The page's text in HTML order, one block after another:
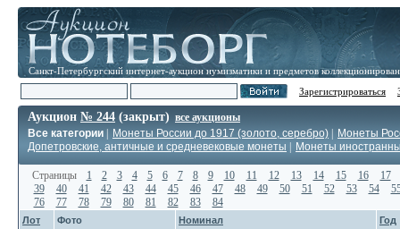
Санкт-Петербургский интернет-аукцион нумизматики и предметов
Зарегистрироваться
Аукцион № 244 (закрыт) все аукционы
Все категории
Монеты России до 1917 (золото, серебро)
Монеты
Допетровские, античные и средневековые монеты
Монеты
Страницы 1 2 3 4 5 6 7 8 9 10 11 12 13 14 15 16
17
39
40 41 42 43 44 45 46 47 48 49 50 51 52 53 54
76
77 78 79 80 81 82 83 84
Лот Фото Номинал Год